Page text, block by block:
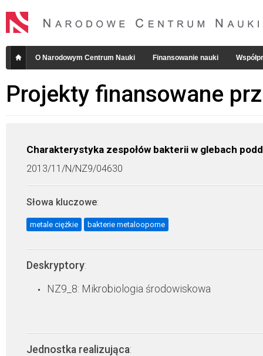
O Narodowym Centrum Nauki Finansowanie nauki
Projekty finansowane
Charakterystyka zespołów bakterii w glebach
2013/11/N/NZ9/04630
Słowa kluczowe:
metale ciężkie bakterie metalooporne
Deskryptory:
NZ9_8: Mikrobiologia środowiskowa
Jednostka realizująca: